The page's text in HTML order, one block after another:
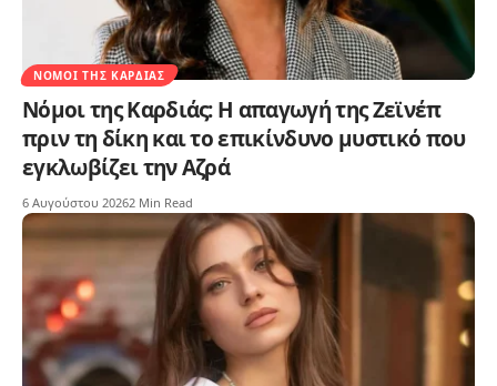
ΝΌΜΟΙ ΤΗΣ ΚΑΡΔΙΆΣ
Νόμοι της Καρδιάς: Η απαγωγή της Ζεϊνέπ
πριν τη δίκη και το επικίνδυνο μυστικό που
εγκλωβίζει την Αζρά
6 Αυγούστου 20262 Min Read